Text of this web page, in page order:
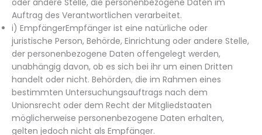
Auftrag des Verantwortlichen verarbeitet.
i) EmpfängerEmpfänger ist eine natürliche oder
juristische Person, Behörde, Einrichtung oder andere Stelle,
der personenbezogene Daten offengelegt werden,
unabhängig davon, ob es sich bei ihr um einen Dritten
handelt oder nicht. Behörden, die im Rahmen eines
bestimmten Untersuchungsauftrags nach dem
Unionsrecht oder dem Recht der Mitgliedstaaten
möglicherweise personenbezogene Daten erhalten,
gelten jedoch nicht als Empfänger.